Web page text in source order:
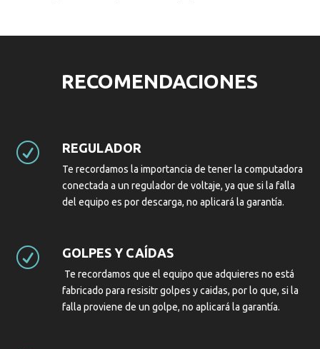
RECOMENDACIONES
R REGULADOR
Te recordamos la importancia de tener la computadora
conectada a un regulador de voltaje, ya que si la falla
del equipo es por descarga, no aplicará la garantía.
R GOLPES Y CAÍDAS
Te recordamos que el equipo que adquieres no está
fabricado para resisitr golpes y caidas, por lo que, si la
falla proviene de un golpe, no aplicará la garantía.